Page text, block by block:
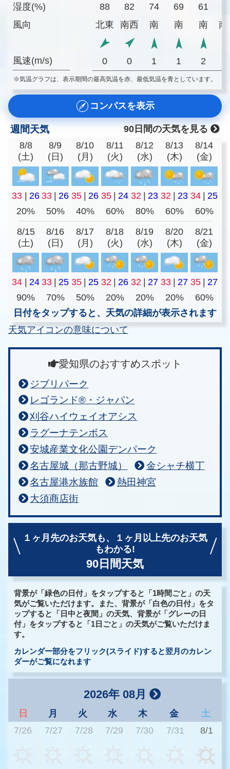
湿度(%)
風向
風速(m/s)
88
82 74 69 61
北東
南西 南 南 南 南
0 0 1 1 2
※気温グラフは、表示期間の最高気温を赤、最低気温を青としています。
コンパスを表示
週間天気
90日間の天気を見る
8/8
(土)
8/9
(日)
8/10
(月)
8/11
(火)
8/12
(水)
8/13
(木)
8/14
(金)
33 | 26 33 | 26 35 | 26 35 | 24 32 | 23 32 | 23 34 | 25
20%
50% 40% 60% 80% 60% 60%
8/15
(土)
8/16
(日)
8/17
(月)
8/18
(火)
8/19
(水)
8/20
(木)
8/21
(金)
34 | 24 33 | 25 35 | 25 32 | 26 32 | 27 33 | 27 35 | 27
90%
70% 50% 20% 20% 20%
60%
日付をタップすると、天気の詳細が表示されます
天気アイコンの意味について
愛知県のおすすめスポット
ジブリパーク
レゴランド®・ジャパン
刈谷ハイウェイオアシス
ラグーナテンボス
安城産業文化公園デンパーク
名古屋城（那古野城）
金シャチ横丁
名古屋港水族館
熱田神宮
大須商店街
１ヶ月先のお天気も、
１ヶ月以上先のお天気
もわかる!
90日間天気
背景が「緑色の日付」をタップすると「1時間ごと」の天
気がご覧いただけます。また、背景が「白色の日付」をタ
ップすると「日中と夜間」の天気、背景が「グレーの日
付」をタップすると「1日ごと」の天気がご覧いただけま
す。
カレンダー部分をフリック(スライド)すると翌月のカレン
ダーがご覧になれます
2026年 08月
日 月 火 水 木 金
土
7/26
7/27 7/28 7/29 7/30 7/31 8/1